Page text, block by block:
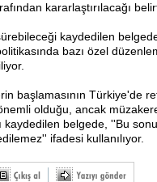
kararlaştırılacağı
kaydedilen
bazı özel
başlamasının Türkiye'de
olduğu, ancak
kaydedilen belgede, ''Bu
ifadesi kullanılıyor.